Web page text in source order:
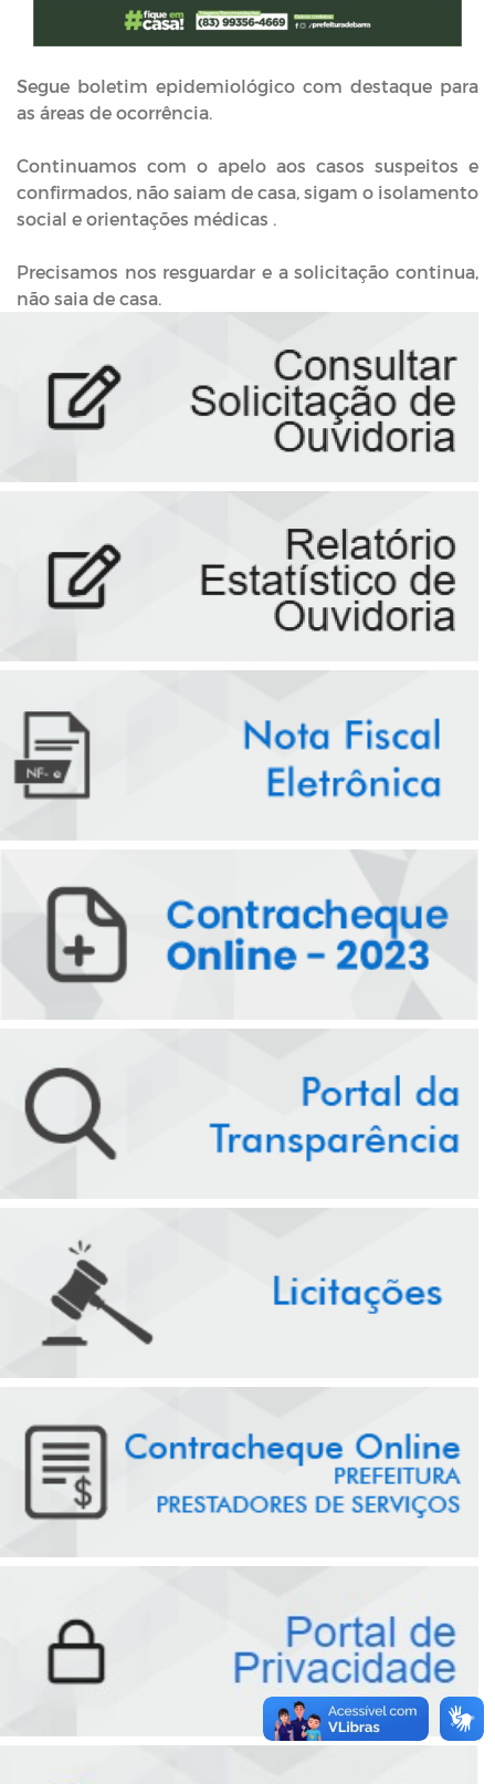
Segue boletim epidemiológico com destaque para
as áreas de ocorrência.
Continuamos com o apelo aos casos suspeitos e
confirmados, não saiam de casa, sigam o isolamento
social e orientações médicas .
Precisamos nos resguardar e a solicitação continua,
não saia de casa.